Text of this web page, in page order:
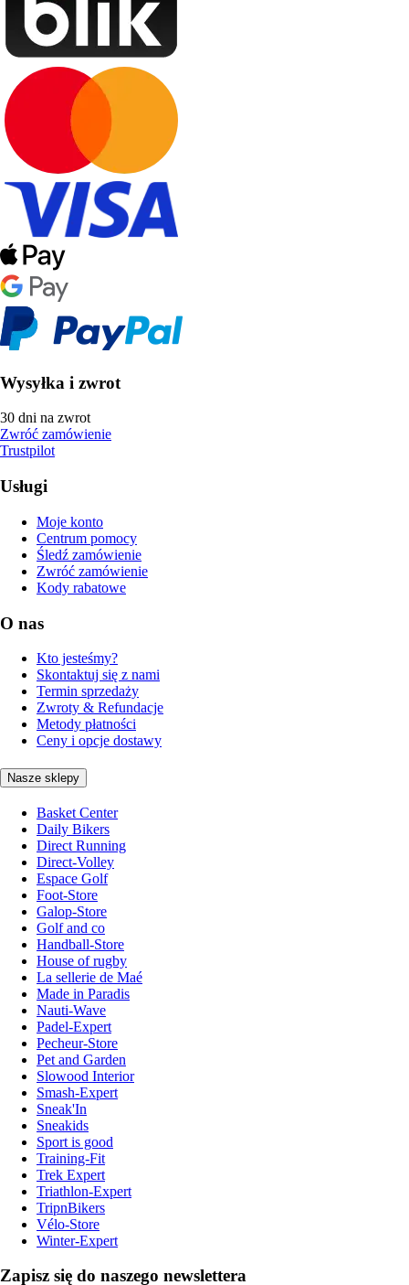
Wysyłka i zwrot
30 dni na zwrot
Zwróć zamówienie
Trustpilot
Usługi
Moje konto
Centrum pomocy
Śledź zamówienie
Zwróć zamówienie
Kody rabatowe
O nas
Kto jesteśmy?
Skontaktuj się z nami
Termin sprzedaży
Zwroty & Refundacje
Metody płatności
Ceny i opcje dostawy
Nasze sklepy
Basket Center
Daily Bikers
Direct Running
Direct-Volley
Espace Golf
Foot-Store
Galop-Store
Golf and co
Handball-Store
House of rugby
La sellerie de Maé
Made in Paradis
Nauti-Wave
Padel-Expert
Pecheur-Store
Pet and Garden
Slowood Interior
Smash-Expert
Sneak'In
Sneakids
Sport is good
Training-Fit
Trek Expert
Triathlon-Expert
TripnBikers
Vélo-Store
Winter-Expert
Zapisz się do naszego newslettera